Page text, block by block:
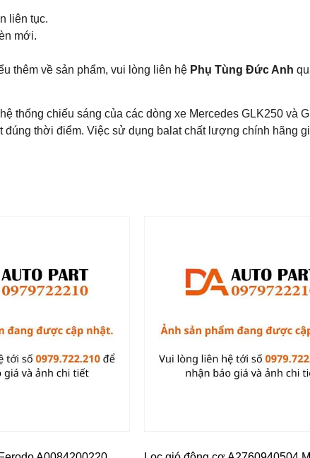
liên tục.
mới.
thêm về sản phẩm, vui lòng liên hệ Phụ Tùng Đức Anh
thống chiếu sáng của các dòng xe Mercedes GLK250 và
đúng thời điểm. Việc sử dụng balat chất lượng chính hãng